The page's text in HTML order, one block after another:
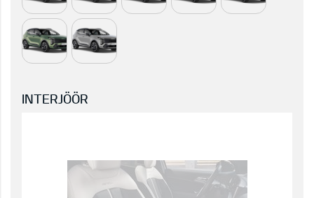
INTERJÖÖR